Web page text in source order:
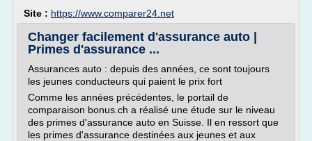
Site : https://www.comparer24.net
Changer facilement d'assurance auto |
Primes d'assurance ...
Assurances auto : depuis des années, ce sont toujours
les jeunes conducteurs qui paient le prix fort
Comme les années précédentes, le portail de
comparaison bonus.ch a réalisé une étude sur le niveau
des primes d'assurance auto en Suisse. Il en ressort que
les primes d'assurance destinées aux jeunes et aux